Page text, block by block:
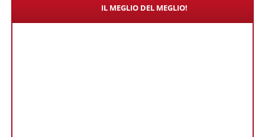
IL MEGLIO DEL MEGLIO!